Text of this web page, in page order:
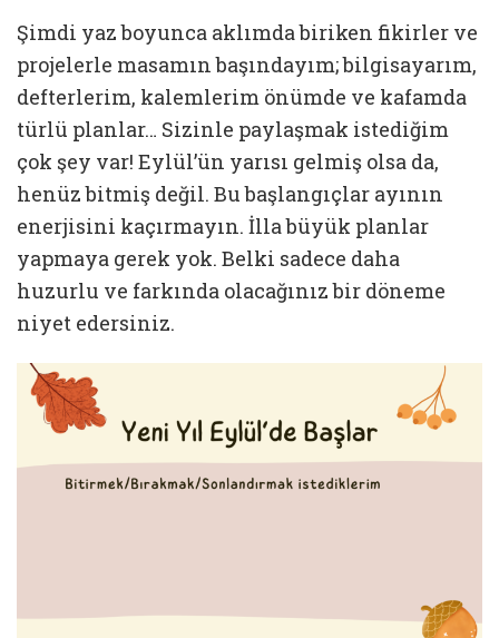
Şimdi yaz boyunca aklımda biriken fikirler ve
projelerle masamın başındayım; bilgisayarım,
defterlerim, kalemlerim önümde ve kafamda
türlü planlar… Sizinle paylaşmak istediğim
çok şey var! Eylül’ün yarısı gelmiş olsa da,
henüz bitmiş değil. Bu başlangıçlar ayının
enerjisini kaçırmayın. İlla büyük planlar
yapmaya gerek yok. Belki sadece daha
huzurlu ve farkında olacağınız bir döneme
niyet edersiniz.